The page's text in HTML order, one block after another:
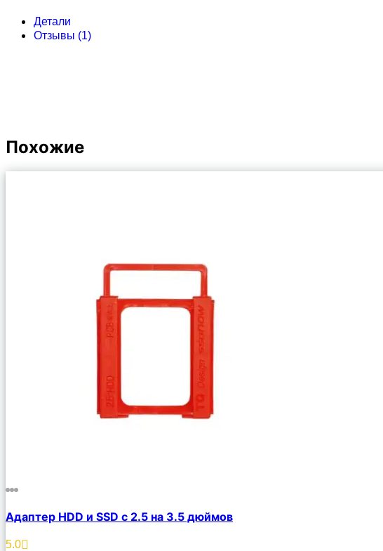
Детали
Отзывы (1)
Похожие
Адаптер HDD и SSD с 2.5 на 3.5 дюймов
5.0